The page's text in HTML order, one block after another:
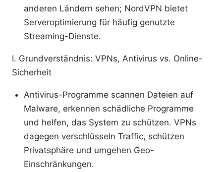
anderen Ländern sehen; NordVPN bietet
Serveroptimierung für häufig genutzte
Streaming-Dienste.
I. Grundverständnis: VPNs, Antivirus vs. Online-
Sicherheit
Antivirus-Programme scannen Dateien auf
Malware, erkennen schädliche Programme
und helfen, das System zu schützen. VPNs
dagegen verschlüsseln Traffic, schützen
Privatsphäre und umgehen Geo-
Einschränkungen.